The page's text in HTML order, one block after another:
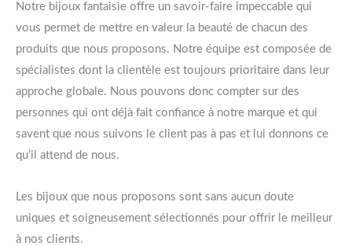
Notre bijoux fantaisie offre un savoir-faire impeccable qui
vous permet de mettre en valeur la beauté de chacun des
produits que nous proposons. Notre équipe est composée de
spécialistes dont la clientèle est toujours prioritaire dans leur
approche globale. Nous pouvons donc compter sur des
personnes qui ont déjà fait confiance à notre marque et qui
savent que nous suivons le client pas à pas et lui donnons ce
qu’il attend de nous.
Les bijoux que nous proposons sont sans aucun doute
uniques et soigneusement sélectionnés pour offrir le meilleur
à nos clients.